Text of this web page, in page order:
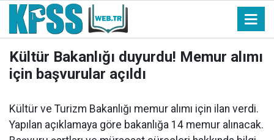
Kültür Bakanlığı duyurdu! Memur alımı
için başvurular açıldı
Kültür ve Turizm Bakanlığı memur alımı için ilan verdi.
Yapılan açıklamaya göre bakanlığa 14 memur alınacak.